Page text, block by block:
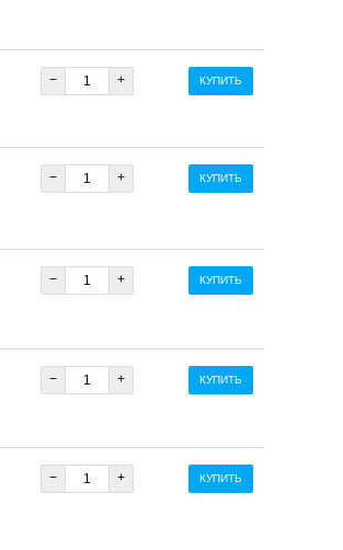
− + КУПИТЬ
− + КУПИТЬ
− + КУПИТЬ
− + КУПИТЬ
− + КУПИТЬ